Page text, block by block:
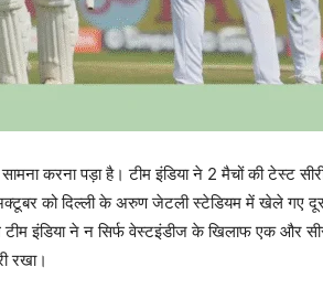
करना पड़ा है। टीम इंडिया ने 2 मैचों की टेस्ट
को दिल्ली के अरुण जेटली स्टेडियम में खेले गए
इंडिया ने न सिर्फ वेस्टइंडीज के खिलाफ एक और
रखा।